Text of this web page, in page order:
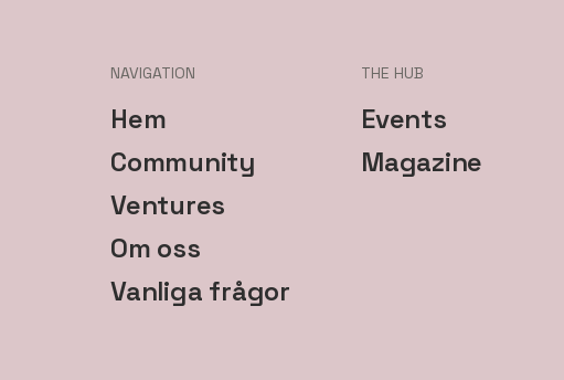
NAVIGATION
Hem
Community
Ventures
Om oss
Vanliga frågor
THE HUB
Events
Magazine